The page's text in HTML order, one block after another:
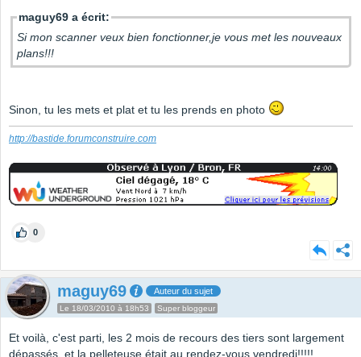
maguy69 a écrit:
Si mon scanner veux bien fonctionner,je vous met les nouveaux
plans!!!
Sinon, tu les mets et plat et tu les prends en photo
http://bastide.forumconstruire.com
0
maguy69 Auteur du sujet
Le 18/03/2010 à 18h53 Super bloggeur
Et voilà, c'est parti, les 2 mois de recours des tiers sont largement
dépassés, et la pelleteuse était au rendez-vous vendredi!!!!!